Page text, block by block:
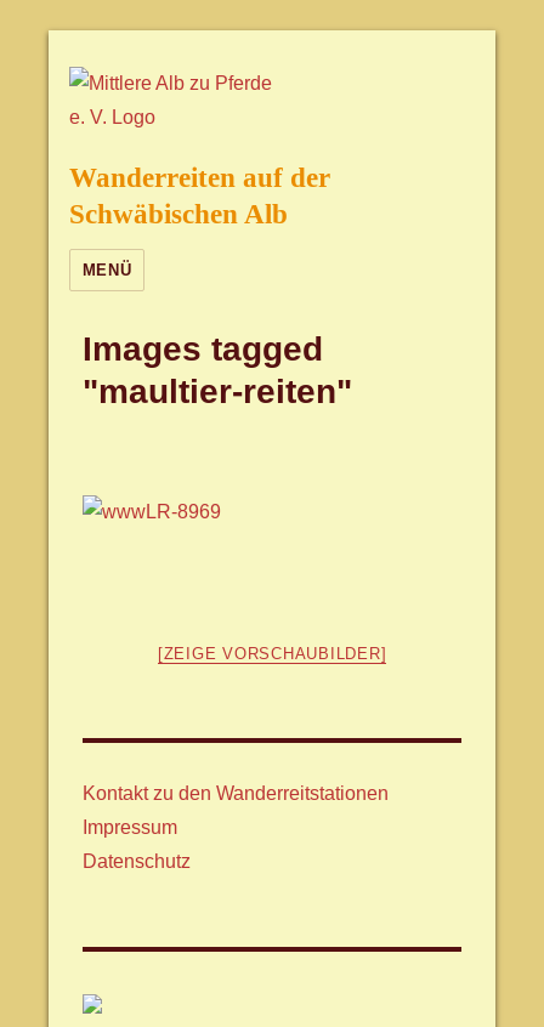
Wanderreiten auf der
Schwäbischen Alb
MENÜ
Images tagged
"maultier-reiten"
[ZEIGE VORSCHAUBILDER]
Kontakt zu den Wanderreitstationen
Impressum
Datenschutz